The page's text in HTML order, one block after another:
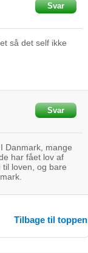
Svar
så det self ikke
Svar
Danmark, mange
har fået lov af
loven, og bare
Tilbage til toppen